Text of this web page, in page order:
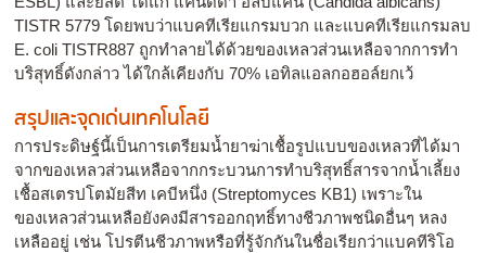
TISTR 5779 โดยพบว่าแบคทีเรียแกรมบวก และแบคทีเรียแกรมลบ
E. coli TISTR887 ถูกทำลายได้ด้วยของเหลวส่วนเหลือจากการทำ
บริสุทธิ์ดังกล่าว ได้ใกล้เคียงกับ 70% เอทิลแอลกอฮอล์ยกเว้
สรุปและจุดเด่นเทคโนโลยี
การประดิษฐ์นี้เป็นการเตรียมน้ำยาฆ่าเชื้อรูปแบบของเหลวที่ได้มา
จากของเหลวส่วนเหลือจากกระบวนการทำบริสุทธิ์สารจากน้ำเลี้ยง
เชื้อสเตรปโตมัยสีท เคบีหนึ่ง (Streptomyces KB1) เพราะใน
ของเหลวส่วนเหลือยังคงมีสารออกฤทธิ์ทางชีวภาพชนิดอื่นๆ หลง
เหลืออยู่ เช่น โปรตีนชีวภาพหรือที่รู้จักกันในชื่อเรียกว่าแบคทีริโอ